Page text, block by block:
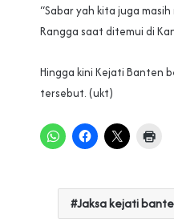
“Sabar yah kita juga
Rangga saat ditemui di
Hingga kini Kejati Banten
tersebut. (ukt)
Jaksa kejati